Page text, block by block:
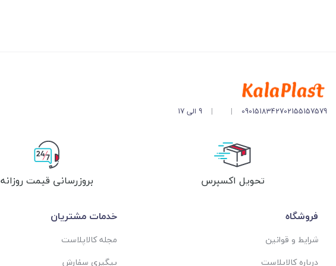
02155157579
09015183427
|
| 9 الی 17
تحویل اکسپرس بروزرسانی قیمت روزانه
فروشگاه
شرایط و قوانین
درباره کالاپلاست
خدمات مشتریان
مجله کالاپلاست
پیگیری سفارش